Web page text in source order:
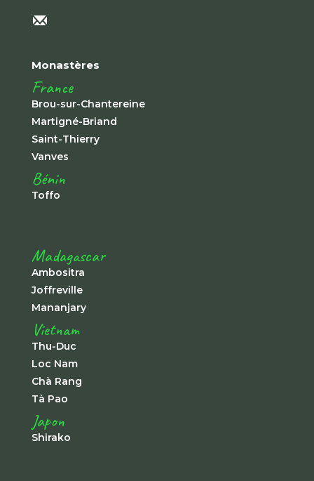
Monastères
France
Brou-sur-Chantereine
Martigné-Briand
Saint-Thierry
Vanves
Bénin
Toffo
Madagascar
Ambositra
Joffreville
Mananjary
Vietnam
Thu-Duc
Loc Nam
Chà Rang
Tà Pao
Japon
Shirako